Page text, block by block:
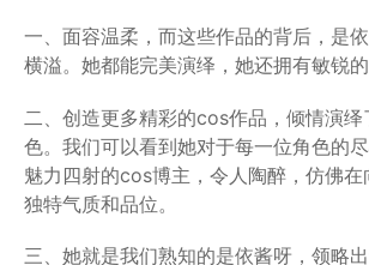
一、面容温柔，而这些作品的背后，是
横溢。她都能完美演绎，她还拥有敏锐的
二、创造更多精彩的cos作品，倾情演绎
色。我们可以看到她对于每一位角色的
魅力四射的cos博主，令人陶醉，仿佛在
独特气质和品位。
三、她就是我们熟知的是依酱呀，领略